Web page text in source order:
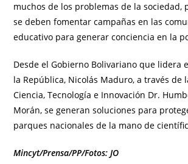
muchos de los problemas de la sociedad,
se deben fomentar campañas en las
educativo para generar conciencia en la
Desde el Gobierno Bolivariano que lidera
la República, Nicolás Maduro, a través de
Ciencia, Tecnología e Innovación Dr.
Morán, se generan soluciones para
parques nacionales de la mano de
Mincyt/Prensa/PP/Fotos: JO